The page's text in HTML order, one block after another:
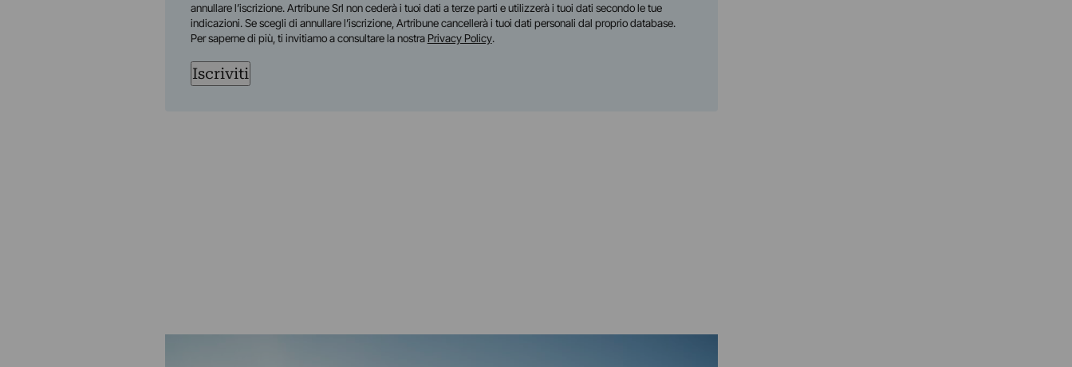
annullare l’iscrizione. Artribune Srl non cederà i tuoi dati a terze parti e utilizzerà i tuoi dati secondo le tue
indicazioni. Se scegli di annullare l’iscrizione, Artribune cancellerà i tuoi dati personali dal proprio database.
Per saperne di più, ti invitiamo a consultare la nostra Privacy Policy.
Iscriviti